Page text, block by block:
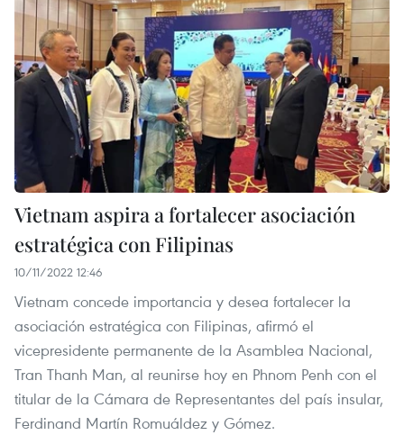
Vietnam aspira a fortalecer asociación
estratégica con Filipinas
10/11/2022 12:46
Vietnam concede importancia y desea fortalecer la
asociación estratégica con Filipinas, afirmó el
vicepresidente permanente de la Asamblea Nacional,
Tran Thanh Man, al reunirse hoy en Phnom Penh con el
titular de la Cámara de Representantes del país insular,
Ferdinand Martín Romuáldez y Gómez.